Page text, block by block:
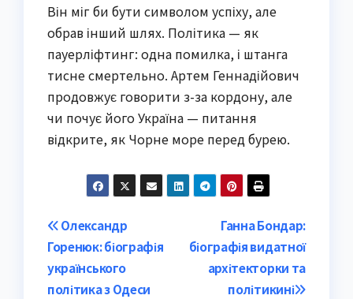
Він міг би бути символом успіху, але
обрав інший шлях. Політика — як
пауерліфтинг: одна помилка, і штанга
тисне смертельно. Артем Геннадійович
продовжує говорити з-за кордону, але
чи почує його Україна — питання
відкрите, як Чорне море перед бурею.
Post
navigation
Ганна Бондар:
біографія видатної
архітекторки та
політикині
Олександр
Горенюк: біографія
українського
політика з Одеси